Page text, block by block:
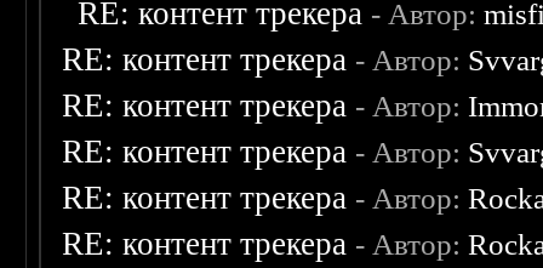
RE: контент трекера - Автор:
RE: контент трекера - Автор:
RE: контент трекера - Автор:
RE: контент трекера - Автор:
RE: контент трекера - Автор:
RE: контент трекера - Автор: